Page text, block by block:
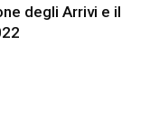
degli Arrivi e il